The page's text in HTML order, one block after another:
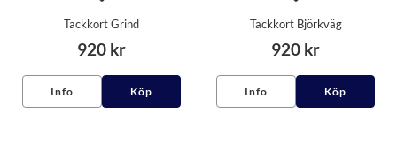
Tackkort Grind
920 kr
Info Köp
Tackkort Björkväg
920 kr
Info Köp